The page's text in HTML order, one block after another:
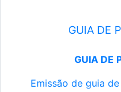
GUIA DE
GUIA DE
Emissão de guia